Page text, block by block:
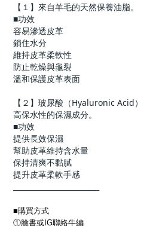
【１】來自羊毛的天然保養油脂。
■功效
容易滲透皮革
鎖住水分
維持皮革柔軟性
防止乾燥與龜裂
溫和保護皮革表面
【２】玻尿酸（Hyaluronic Acid）
高保水性的保濕成分。
■功效
提供長效保濕
幫助皮革維持含水量
保持清爽不黏膩
提升皮革柔軟手感
■購買方式
①臉書或IG聯絡牛編